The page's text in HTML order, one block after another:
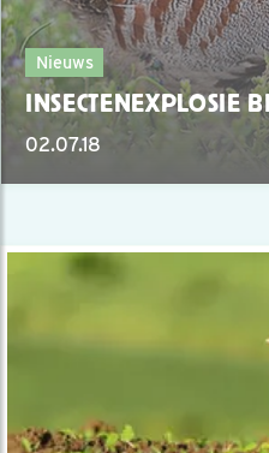
Nieuws
INSECTENEXPLOSIE
02.07.18